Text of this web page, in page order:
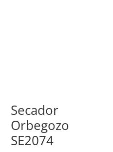
Secador
Orbegozo
SE2074